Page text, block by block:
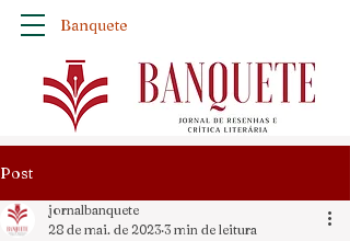
Banquete
Post
jornalbanquete
28 de mai. de 2023 3 min de leitura